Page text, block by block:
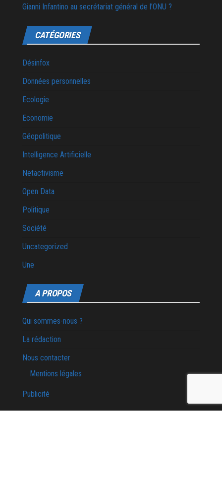
Gianni Infantino au secrétariat général de l’ONU ?
CATÉGORIES
Désinfox
Données personnelles
Ecologie
Economie
Géopolitique
Intelligence Artificielle
Netactivisme
Open Data
Politique
Société
Uncategorized
Une
A PROPOS
Qui sommes-nous ?
La rédaction
Nous contacter
Mentions légales
Publicité